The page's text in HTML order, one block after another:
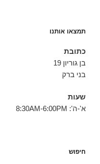
תמצאו אותנו
כתובת
בן גוריון 19
בני ברק
שעות
א'-ה': 8:30AM-6:00PM
חיפוש